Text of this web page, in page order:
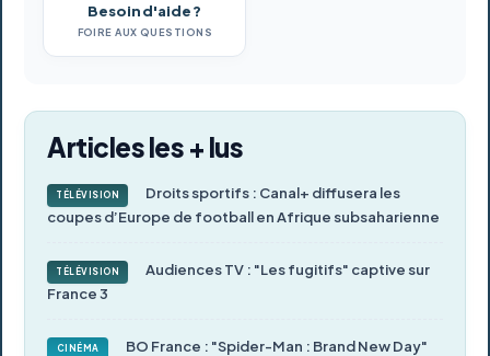
Besoin d'aide ?
FOIRE AUX QUESTIONS
Articles les + lus
TÉLÉVISION
Droits sportifs : Canal+ diffusera les
coupes d’Europe de football en Afrique subsaharienne
TÉLÉVISION
Audiences TV : "Les fugitifs" captive sur
France 3
CINÉMA
BO France : "Spider-Man : Brand New Day"